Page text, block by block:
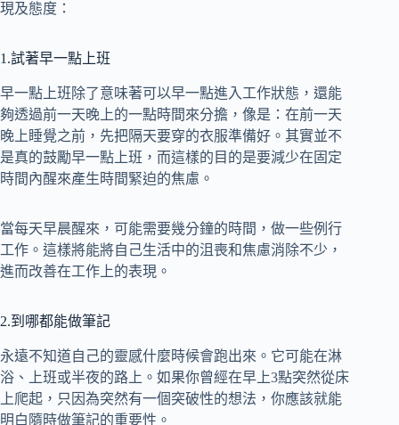
現及態度：
1.試著早一點上班
早一點上班除了意味著可以早一點進入工作狀態，還能
夠透過前一天晚上的一點時間來分擔，像是：在前一天
晚上睡覺之前，先把隔天要穿的衣服準備好。其實並不
是真的鼓勵早一點上班，而這樣的目的是要減少在固定
時間內醒來產生時間緊迫的焦慮。
當每天早晨醒來，可能需要幾分鐘的時間，做一些例行
工作。這樣將能將自己生活中的沮喪和焦慮消除不少，
進而改善在工作上的表現。
2.到哪都能做筆記
永遠不知道自己的靈感什麼時候會跑出來。它可能在淋
浴、上班或半夜的路上。如果你曾經在早上3點突然從床
上爬起，只因為突然有一個突破性的想法，你應該就能
明白隨時做筆記的重要性。